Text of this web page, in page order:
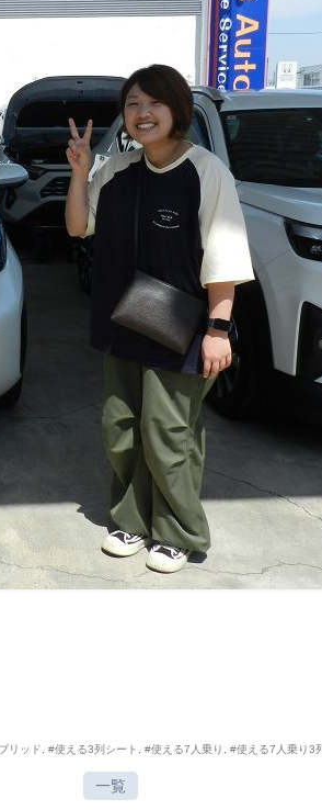
リッド #使える3列シート #使える7人乗り #使える7人乗り3
一覧